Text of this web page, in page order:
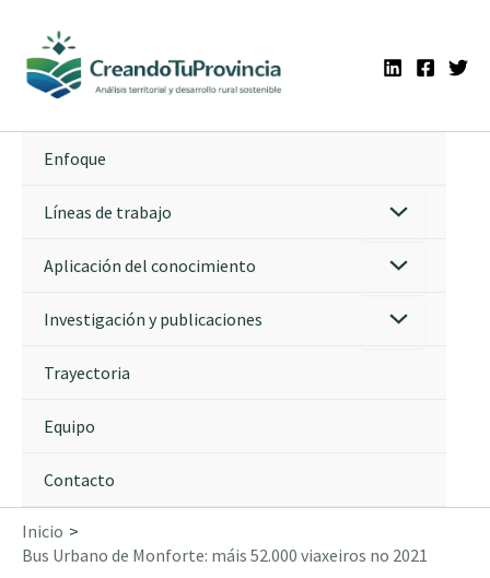
contenido
Enfoque
Líneas de trabajo
Aplicación del conocimiento
Investigación y publicaciones
Trayectoria
Equipo
Contacto
Inicio
Bus Urbano de Monforte: máis 52.000 viaxeiros no 2021